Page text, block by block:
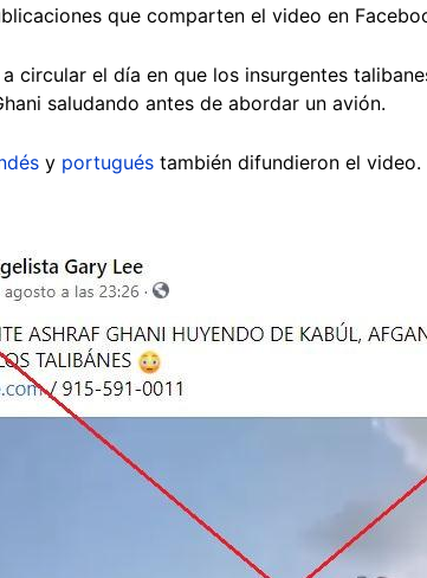
que comparten el video en
circular el día en que los insurgentes
saludando antes de abordar un avión.
y portugués también difundieron el video.